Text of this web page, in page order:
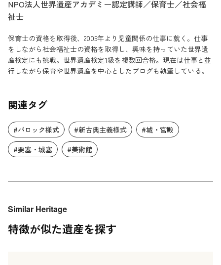
NPO法人世界遺産アカデミー認定講師／保育士／社会福
祉士
保育士の資格を取得後、2005年より児童関係の仕事に就く。仕事
をしながら社会福祉士の資格を取得し、興味を持っていた世界遺
産検定にも挑戦。世界遺産検定1級を複数回合格。現在は仕事と並
行しながら保育や世界遺産を中心としたブログも執筆している。
関連タグ
#バロック様式 #新古典主義様式
#城・宮殿
#要塞・城塞
#美術館
Similar Heritage
特徴が似た遺産を探す